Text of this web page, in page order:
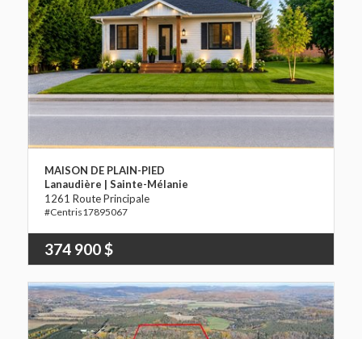
MAISON DE PLAIN-PIED
Lanaudière | Sainte-Mélanie
1261 Route Principale
17895067
374 900 $